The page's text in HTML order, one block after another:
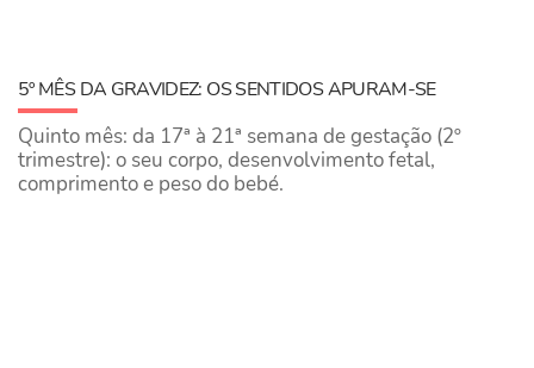
5º MÊS DA GRAVIDEZ: OS SENTIDOS APURAM-SE
Quinto mês: da 17ª à 21ª semana de gestação (2º
trimestre): o seu corpo, desenvolvimento fetal,
comprimento e peso do bebé.